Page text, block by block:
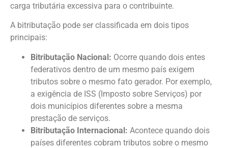
carga tributária excessiva para o contribuinte.
A bitributação pode ser classificada em dois tipos
principais:
Bitributação Nacional: Ocorre quando dois entes
federativos dentro de um mesmo país exigem
tributos sobre o mesmo fato gerador. Por exemplo,
a exigência de ISS (Imposto sobre Serviços) por
dois municípios diferentes sobre a mesma
prestação de serviços.
Bitributação Internacional: Acontece quando dois
países diferentes cobram tributos sobre o mesmo